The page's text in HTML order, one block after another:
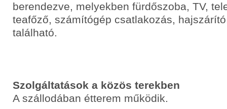
berendezve, melyekben fürdőszoba, TV,
teafőző, számítógép csatlakozás,
található.
Szolgáltatások a közös terekben
A szállodában étterem működik.